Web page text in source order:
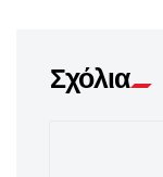
Σχόλια